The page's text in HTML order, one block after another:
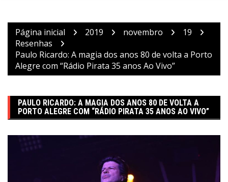
Página inicial 2019 novembro
19
Resenhas
Paulo Ricardo: A magia dos anos 80 de volta a Porto
Alegre com “Rádio Pirata 35 anos Ao Vivo”
PAULO RICARDO: A MAGIA DOS ANOS 80 DE VOLTA A
PORTO ALEGRE COM “RÁDIO PIRATA 35 ANOS AO VIVO”